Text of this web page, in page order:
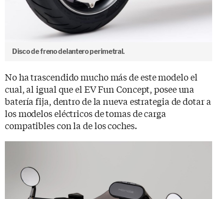
Disco de freno delantero perimetral.
No ha trascendido mucho más de este modelo el
cual, al igual que el EV Fun Concept, posee una
batería fija, dentro de la nueva estrategia de dotar a
los modelos eléctricos de tomas de carga
compatibles con la de los coches.